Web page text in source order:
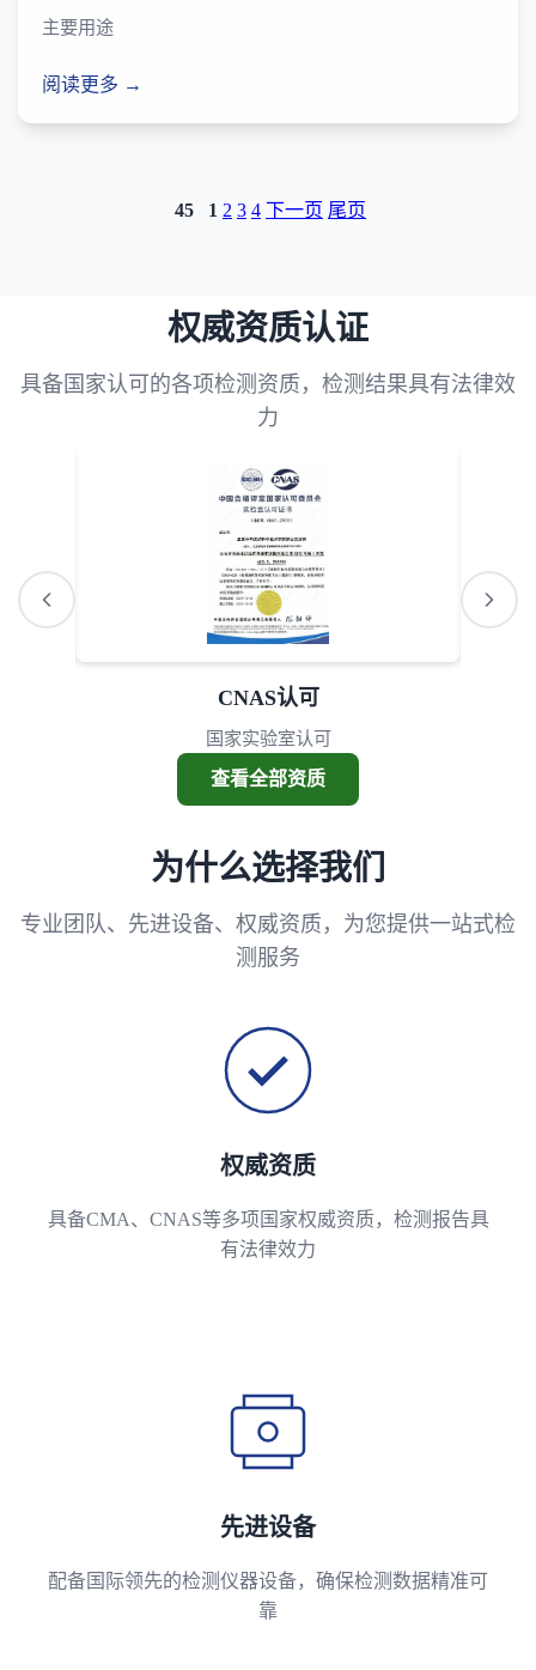
主要用途
阅读更多 →
45 1 2 3 4 下一页 尾页
权威资质认证
具备国家认可的各项检测资质，检测结果具有法律效
力
AAA诚信
3A诚信单位
查看全部资质
为什么选择我们
专业团队、先进设备、权威资质，为您提供一站式检
测服务
权威资质
具备CMA、CNAS等多项国家权威资质，检测报告具
有法律效力
先进设备
配备国际领先的检测仪器设备，确保检测数据精准可
靠